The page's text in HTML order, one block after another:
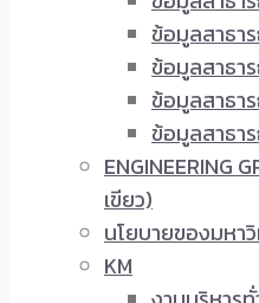
ข้อมูลสาธา
ข้อมูลสาธา
ข้อมูลสาธา
ข้อมูลสาธา
ENGINEERING
เขียว)
นโยบายของมหา
KM